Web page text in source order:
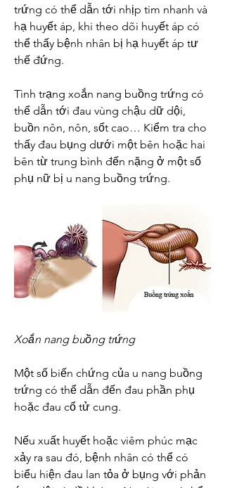
trứng có thể dẫn tới nhịp tim nhanh và
hạ huyết áp, khi theo dõi huyết áp có
thể thấy bệnh nhân bị hạ huyết áp tư
thế đứng.
Tình trạng xoắn nang buồng trứng có
thể dẫn tới đau vùng chậu dữ dội,
buồn nôn, nôn, sốt cao… Kiểm tra cho
thấy đau bụng dưới một bên hoặc hai
bên từ trung bình đến nặng ở một số
phụ nữ bị u nang buồng trứng.
Xoắn nang buồng trứng
Một số biến chứng của u nang buồng
trứng có thể dẫn đến đau phần phụ
hoặc đau cổ tử cung.
Nếu xuất huyết hoặc viêm phúc mạc
xảy ra sau đó, bệnh nhân có thể có
biểu hiện đau lan tỏa ở bụng với phản